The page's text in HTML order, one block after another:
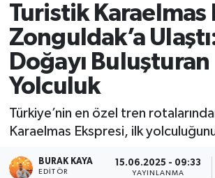
Turistik Karaelmas
Zonguldak’a
Doğayı Buluşturan
Yolculuk
Türkiye’nin en özel tren
Karaelmas Ekspresi, ilk
BURAK KAYA
EDITÖR
15.06.2025 - 09:33
YAYINLANMA